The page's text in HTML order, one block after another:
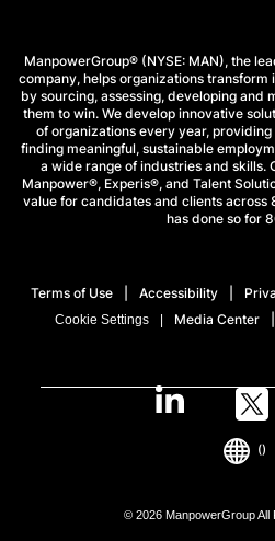
ManpowerGroup® (NYSE: MAN), the
company, helps organizations
by sourcing, assessing, developing and
them to win. We develop innovative
of organizations every year,
finding meaningful, sustainable
a wide range of industries and skills.
Manpower®, Experis®, and Talent
value for candidates and clients
has done so for
Terms of Use Accessibility
Cookie Settings Media Center
© 2026 ManpowerGroup All
()